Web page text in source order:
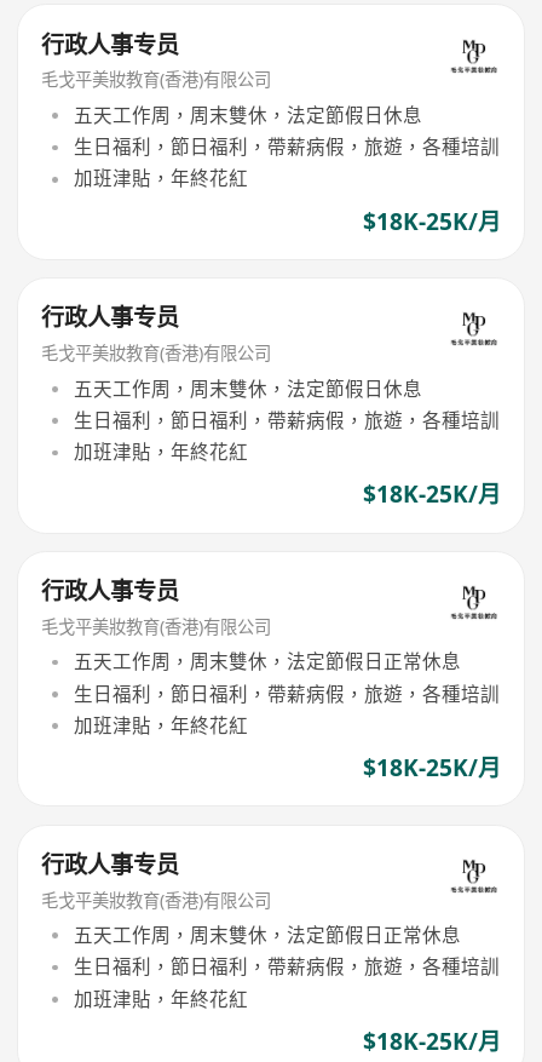
行政人事专员
毛戈平美妝教育(香港)有限公司
五天工作周，周末雙休，法定節假日休息
生日福利，節日福利，帶薪病假，旅遊，各種培訓
加班津貼，年終花紅
$18K-25K/月
行政人事专员
毛戈平美妝教育(香港)有限公司
五天工作周，周末雙休，法定節假日休息
生日福利，節日福利，帶薪病假，旅遊，各種培訓
加班津貼，年終花紅
$18K-25K/月
行政人事专员
毛戈平美妝教育(香港)有限公司
五天工作周，周末雙休，法定節假日正常休息
生日福利，節日福利，帶薪病假，旅遊，各種培訓
加班津貼，年終花紅
$18K-25K/月
行政人事专员
毛戈平美妝教育(香港)有限公司
五天工作周，周末雙休，法定節假日正常休息
生日福利，節日福利，帶薪病假，旅遊，各種培訓
加班津貼，年終花紅
$18K-25K/月